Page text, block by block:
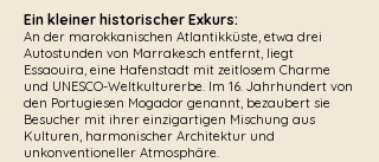
Ein kleiner historischer Exkurs:
An der marokkanischen Atlantikküste, etwa drei
Autostunden von Marrakesch entfernt, liegt
Essaouira, eine Hafenstadt mit zeitlosem Charme
und UNESCO-Weltkulturerbe. Im 16. Jahrhundert von
den Portugiesen Mogador genannt, bezaubert sie
Besucher mit ihrer einzigartigen Mischung aus
Kulturen, harmonischer Architektur und
unkonventioneller Atmosphäre.